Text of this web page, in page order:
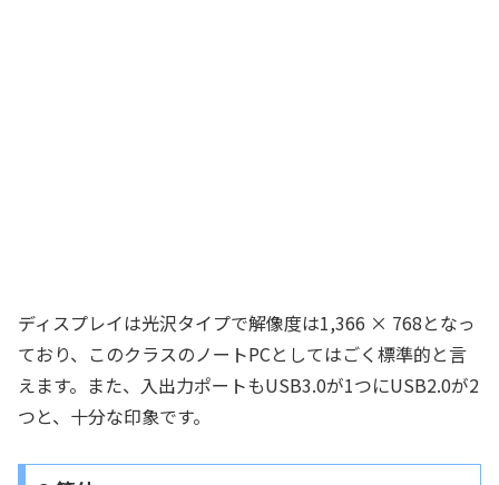
ディスプレイは光沢タイプで解像度は1,366 × 768となっ
ており、このクラスのノートPCとしてはごく標準的と言
えます。また、入出力ポートもUSB3.0が1つにUSB2.0が2
つと、十分な印象です。